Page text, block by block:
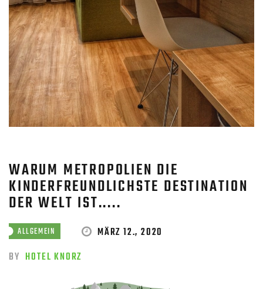
WARUM METROPOLIEN DIE
KINDERFREUNDLICHSTE DESTINATION
DER WELT IST.....
ALLGEMEIN
MÄRZ 12., 2020
BY HOTEL KNORZ